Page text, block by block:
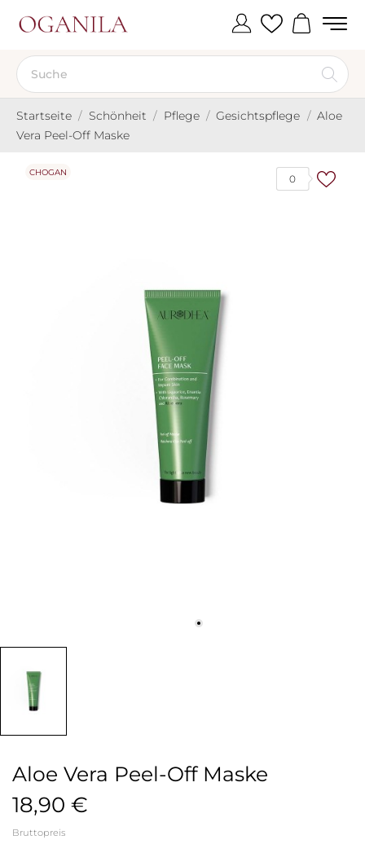
Startseite Schönheit Pflege Gesichtspflege
Aloe
Vera Peel-Off Maske
0
CHOGAN
Aloe Vera Peel-Off Maske
18,90 €
Bruttopreis